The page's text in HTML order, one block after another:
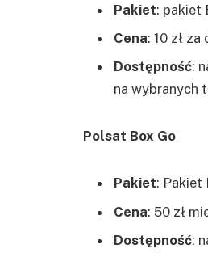
Pakiet: pakiet
Cena: 10 zł
Dostępność:
na wybranych
Polsat Box Go
Pakiet: Pakiet
Cena: 50 zł
Dostępność: